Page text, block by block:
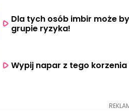
Dla tych osób imbir może
grupie ryzyka!
Wypij napar z tego